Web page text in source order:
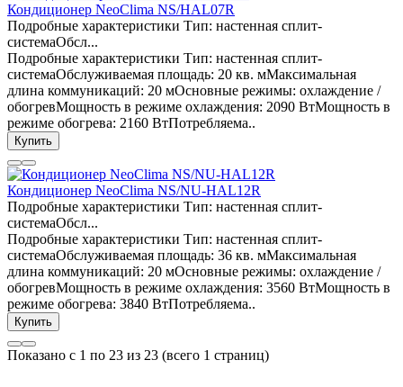
Кондиционер NeoClima NS/HAL07R
Подробные характеристики Тип: настенная сплит-
системаОбсл...
Подробные характеристики Тип: настенная сплит-
системаОбслуживаемая площадь: 20 кв. мМаксимальная
длина коммуникаций: 20 мОсновные режимы: охлаждение /
обогревМощность в режиме охлаждения: 2090 ВтМощность в
режиме обогрева: 2160 ВтПотребляема..
Купить
Кондиционер NeoClima NS/NU-HAL12R
Подробные характеристики Тип: настенная сплит-
системаОбсл...
Подробные характеристики Тип: настенная сплит-
системаОбслуживаемая площадь: 36 кв. мМаксимальная
длина коммуникаций: 20 мОсновные режимы: охлаждение /
обогревМощность в режиме охлаждения: 3560 ВтМощность в
режиме обогрева: 3840 ВтПотребляема..
Купить
Показано с 1 по 23 из 23 (всего 1 страниц)